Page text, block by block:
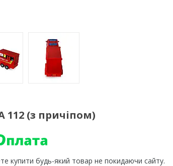
112 (з причіпом)
купити будь-який товар не покидаючи сайту.